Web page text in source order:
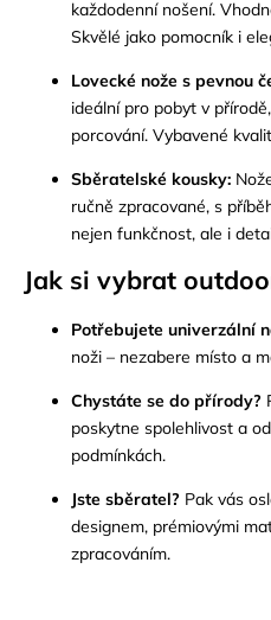
každodenní nošení.
Skvělé jako pomocník i
Lovecké nože s pevnou
ideální pro pobyt v
porcování. Vybavené
Sběratelské kousky:
ručně zpracované, s
nejen funkčnost, ale i
Jak si vybrat
Potřebujete univerzální
noži – nezabere místo a
Chystáte se do přírody?
poskytne spolehlivost a
podmínkách.
Jste sběratel? Pak vás
designem, prémiovými
zpracováním.